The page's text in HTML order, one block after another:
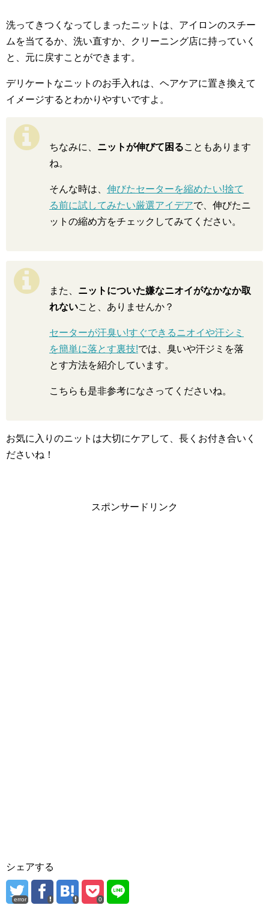
洗ってきつくなってしまったニットは、アイロンのスチー
ムを当てるか、洗い直すか、クリーニング店に持っていく
と、元に戻すことができます。
デリケートなニットのお手入れは、ヘアケアに置き換えて
イメージするとわかりやすいですよ。
ちなみに、 ニットが伸びて困ることもあります
ね。
そんな時は、 伸びたセーターを縮めたい!捨て
る前に試してみたい厳選アイデアで、伸びたニ
ットの縮め方をチェックしてみてください。
また、 ニットについた嫌なニオイがなかなか取
れないこと、ありませんか？
セーターが汗臭い!すぐできるニオイや汗シミ
を簡単に落とす裏技!では、臭いや汗ジミを落
とす方法を紹介しています。
こちらも是非参考になさってくださいね。
お気に入りのニットは大切にケアして、長くお付き合いく
ださいね！
スポンサードリンク
シェアする
error 0